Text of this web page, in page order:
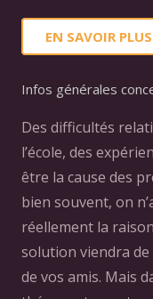
EN SAVOIR PLUS
Infos générales
Des difficultés
l’école, des
être la cause des
bien souvent, on
réellement la
solution viendra
de vos amis. Mais